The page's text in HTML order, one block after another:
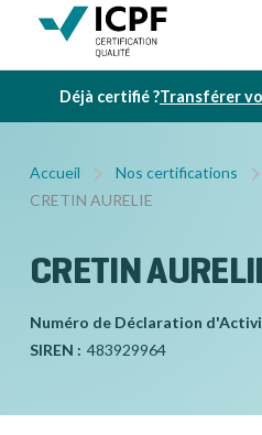
Déjà certifié ?Transférer
Accueil Nos certifications
CRETIN AURELIE
CRETIN
Numéro de Déclaration
SIREN : 483929964